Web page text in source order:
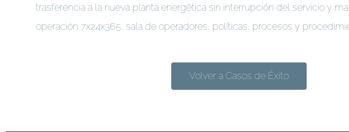
trasferencia a la nueva planta energética sin interrupción del servicio y
operación 7x24x365, sala de operadores, políticas, procesos y
Volver a Casos de Éxito